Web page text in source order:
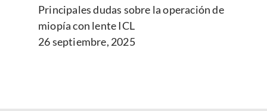
Principales dudas sobre la operación de
miopía con lente ICL
26 septiembre, 2025